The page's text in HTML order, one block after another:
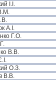
І.І.
А.І.
Г.О.
В.В.
О.З.
В.В.